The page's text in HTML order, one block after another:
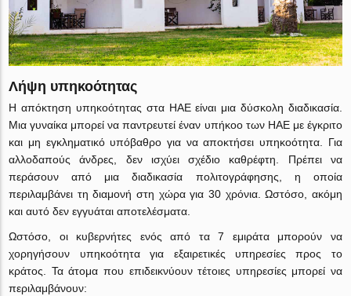
Λήψη υπηκοότητας
Η απόκτηση υπηκοότητας στα ΗΑΕ είναι μια δύσκολη διαδικασία.
Μια γυναίκα μπορεί να παντρευτεί έναν υπήκοο των ΗΑΕ με έγκριτο
και μη εγκληματικό υπόβαθρο για να αποκτήσει υπηκοότητα. Για
αλλοδαπούς άνδρες, δεν ισχύει σχέδιο καθρέφτη. Πρέπει να
περάσουν από μια διαδικασία πολιτογράφησης, η οποία
περιλαμβάνει τη διαμονή στη χώρα για 30 χρόνια. Ωστόσο, ακόμη
και αυτό δεν εγγυάται αποτελέσματα.
Ωστόσο, οι κυβερνήτες ενός από τα 7 εμιράτα μπορούν να
χορηγήσουν υπηκοότητα για εξαιρετικές υπηρεσίες προς το
κράτος. Τα άτομα που επιδεικνύουν τέτοιες υπηρεσίες μπορεί να
περιλαμβάνουν: